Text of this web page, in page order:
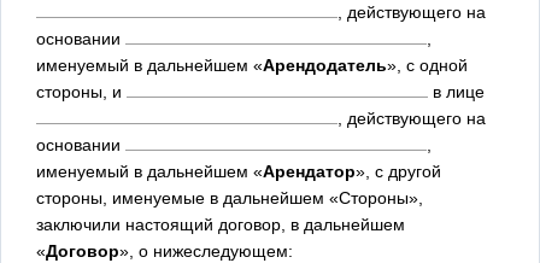
, действующего на
основании
именуемый в дальнейшем «Арендодатель», с одной
стороны, и
в лице
, действующего на
основании
именуемый в дальнейшем «Арендатор», с другой
стороны, именуемые в дальнейшем «Стороны»,
заключили настоящий договор, в дальнейшем
«Договор», о нижеследующем: